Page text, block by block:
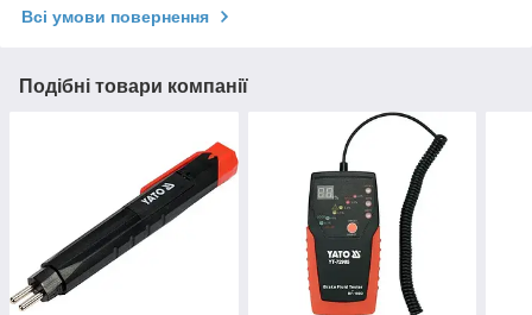
Всі умови повернення
Подібні товари компанії